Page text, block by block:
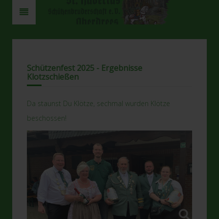
Schützenfest 2025 - Ergebnisse
Klotzschießen
Da staunst Du Klötze, sechmal wurden Klötze
beschossen!